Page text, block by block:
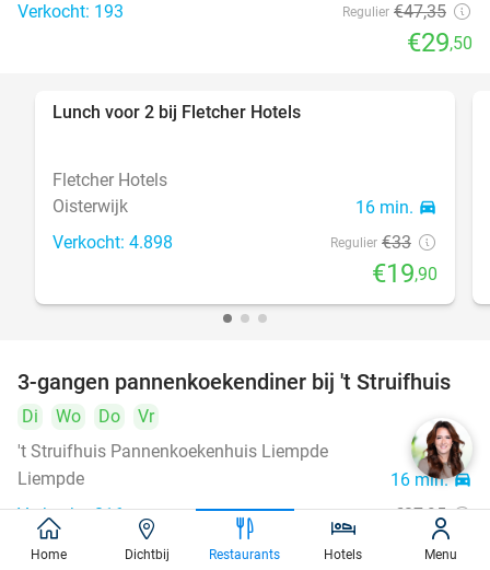
Verkocht: 193 Regulier €47,35
€29,50
Lunch voor 2 bij Fletcher Hotels
Fletcher Hotels
Oisterwijk
16 min. directions_car
Verkocht: 4.898 Regulier €33
€19,90
43%
3-gangen pannenkoekendiner bij 't Struifhuis
Di Wo Do
Vr
't Struifhuis Pannenkoekenhuis Liempde
9.4star
Liempde 16 min.directions_car
Verkocht: 816 €27,95
€15,95
Home Dichtbij Restaurants Hotels Menu